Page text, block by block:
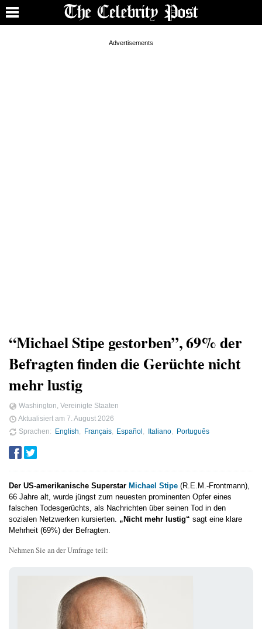
“Michael Stipe gestorben”, 69% der
Befragten finden die Gerüchte nicht
mehr lustig
Washington, Vereinigte Staaten
Aktualisiert am 7. August 2026
Sprachen
English Français Español Italiano Português
Der US-amerikanische Superstar Michael Stipe (R.E.M.-Frontmann),
66 Jahre alt, wurde jüngst zum neuesten prominenten Opfer eines
falschen Todesgerüchts, als Nachrichten über seinen Tod in den
sozialen Netzwerken kursierten. „Nicht mehr lustig“ sagt eine klare
Mehrheit (69%) der Befragten.
Nehmen Sie an der Umfrage teil: